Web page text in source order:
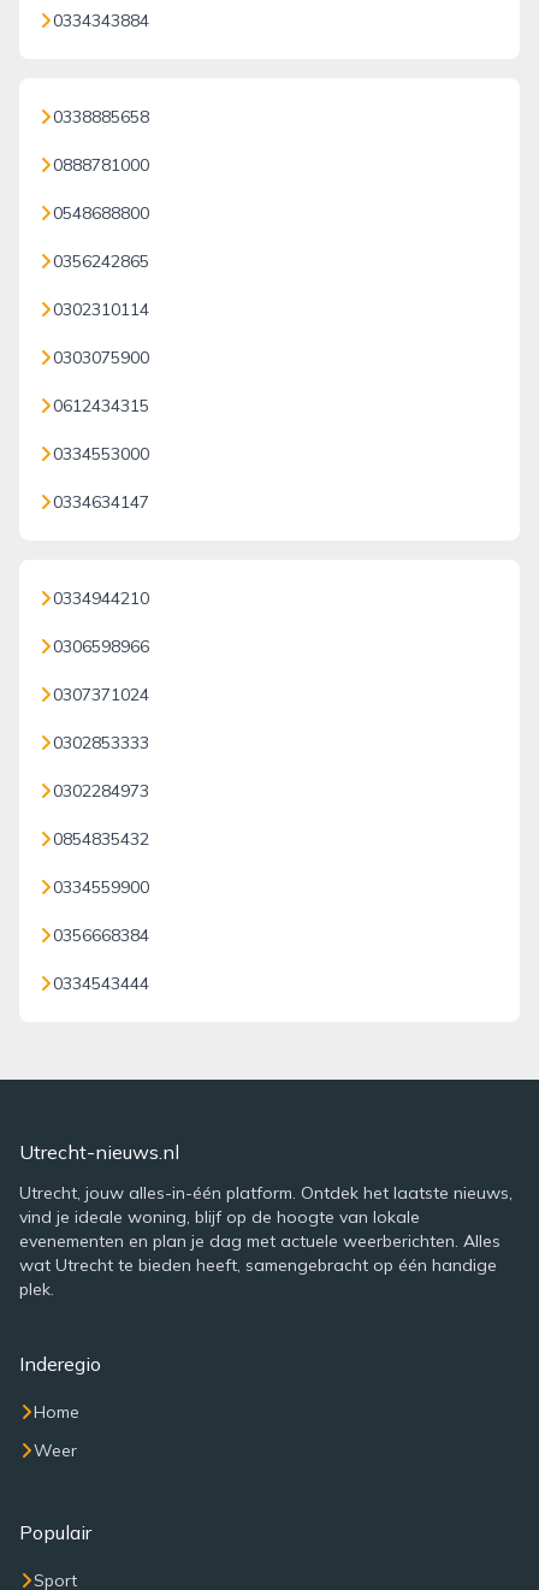
0334343884
0338885658
0888781000
0548688800
0356242865
0302310114
0303075900
0612434315
0334553000
0334634147
0334944210
0306598966
0307371024
0302853333
0302284973
0854835432
0334559900
0356668384
0334543444
Utrecht-nieuws.nl
Utrecht, jouw alles-in-één platform. Ontdek het laatste nieuws,
vind je ideale woning, blijf op de hoogte van lokale
evenementen en plan je dag met actuele weerberichten. Alles
wat Utrecht te bieden heeft, samengebracht op één handige
plek.
Inderegio
Home
Weer
Populair
Sport